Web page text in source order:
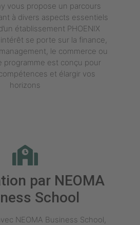
vous propose un parcours
à divers aspects essentiels
établissement PHOENIX
se porte sur la finance,
le commerce ou
programme est conçu pour
et élargir vos
horizons
par NEOMA
School
NEOMA Business School,